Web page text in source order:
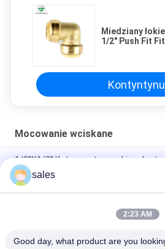
Miedziany
1/2" Push Fit
Mocowanie wciskane
1/2''X1/2'' Kute proste męskie
Zatwierdzona przez NSF61 zatyczka
"do kwadratowych rur stalowych
NBR Uszczelnione złączka
sales
2:23 AM
Good day, what product are you